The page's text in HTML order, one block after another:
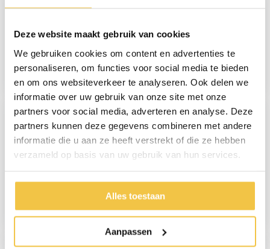
Deze website maakt gebruik van cookies
We gebruiken cookies om content en advertenties te
personaliseren, om functies voor social media te bieden
en om ons websiteverkeer te analyseren. Ook delen we
informatie over uw gebruik van onze site met onze
partners voor social media, adverteren en analyse. Deze
partners kunnen deze gegevens combineren met andere
informatie die u aan ze heeft verstrekt of die ze hebben
verzameld op basis van uw gebruik van hun services.
Alles toestaan
Aanpassen
Inklapbare toiletstoel
met wielen
104,95
Toiletstoel XL
229,-
Toiletstoel, Postoel 3-
69,95
MultiMotion Commode
- Douche-/Toiletstoel
- Grijs
199,95